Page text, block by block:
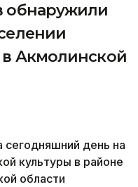
обнаружили
в Акмолинской
день на
культуры в районе
области